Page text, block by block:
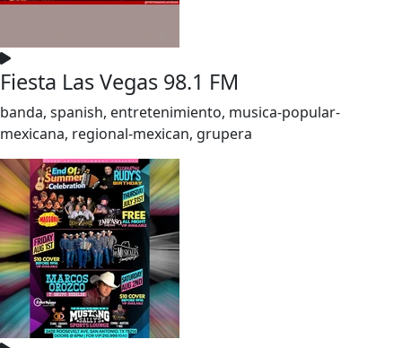
Fiesta Las Vegas 98.1 FM
banda, spanish, entretenimiento, musica-popular-
mexicana, regional-mexican, grupera